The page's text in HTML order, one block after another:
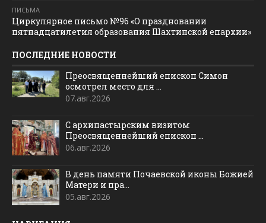
ПИСЬМА
Циркулярное письмо №96 «О праздновании
пятнадцатилетия образования Шахтинской епархии»
ПОСЛЕДНИЕ НОВОСТИ
Преосвященнейший епископ Симон
осмотрел место для ...
07.авг.2026
С архипастырским визитом
Преосвященнейший епископ ...
06.авг.2026
В день памяти Почаевской иконы Божией
Матери и пра...
05.авг.2026